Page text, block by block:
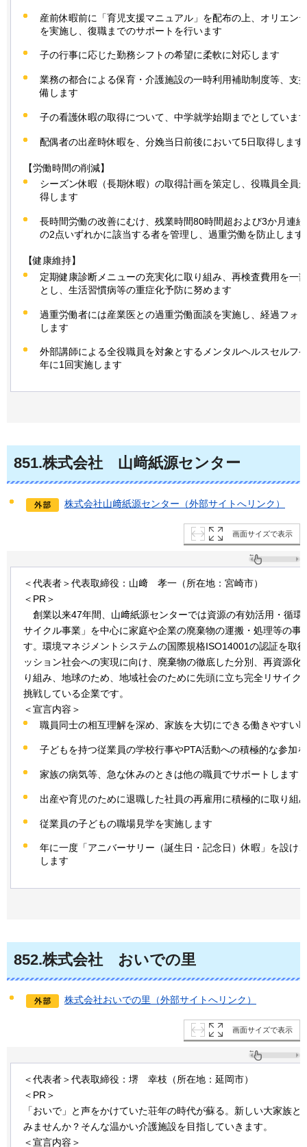
産前休暇前に「育児支援マニュアル」を配布の上、オリエン
を実施し、復職までのサポートを行います
子の行事に応じた勤務シフトの希望に柔軟に対応します
業務の都合による保育・介護施設の一時利用補助制度等、支
備します
子の看護休暇の取得について、中学就学始期までとしていま
配偶者の出産時休暇を、分娩当日前後において5日取得します
【労働時間の削減】
シーズン休暇（長期休暇）の取得計画を策定し、役職員全員
得します
長時間労働の改善にむけ、残業時間80時間超および3か月連
の2点いずれかに該当する者を管理し、過重労働を防止します
【健康維持】
定期健康診断メニューの充実化に取り組み、再検査費用を一
とし、生活習慣病等の重症化予防に努めます
過重労働者には産業医との過重労働面談を実施し、経過フォ
します
外部講師による全役職員を対象とするメンタルヘルスセルフ
年に1回実施します
851.株式会社 山﨑紙源センター
株式会社山﨑紙源センター（外部サイトへリンク）
画面サイズで表示
＜代表者＞代表取締役：山﨑 孝一（所在地：宮崎市）
＜PR＞
創業以来47年間、山﨑紙源センターでは資源の有効活用・循環
サイクル事業」を中心に家庭や企業の廃棄物の運搬・処理等の事
す。環境マネジメントシステムの国際規格ISO14001の認証を取
ッション社会への実現に向け、廃棄物の徹底した分別、再資源化
り組み、地球のため、地域社会のために先頭に立ち完全リサイク
挑戦している企業です。
＜宣言内容＞
職員同士の相互理解を深め、家族を大切にできる働きやすい
子どもを持つ従業員の学校行事やPTA活動への積極的な参加
家族の病気等、急な休みのときは他の職員でサポートします
出産や育児のために退職した社員の再雇用に積極的に取り組
従業員の子どもの職場見学を実施します
年に一度「アニバーサリー（誕生日・記念日）休暇」を設け
します
852.株式会社 おいでの里
株式会社おいでの里（外部サイトへリンク）
画面サイズで表示
＜代表者＞代表取締役：堺 幸枝（所在地：延岡市）
＜PR＞
「おいで」と声をかけていた荘年の時代が蘇る。新しい大家族と
みませんか？そんな温かい介護施設を目指していきます。
＜宣言内容＞